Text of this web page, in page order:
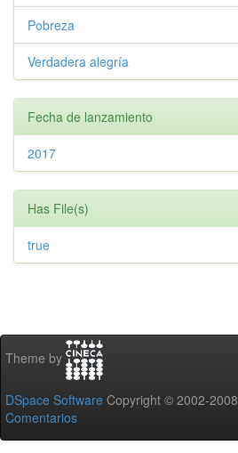
Pobreza
Verdadera alegría
Fecha de lanzamiento
2017
Has File(s)
true
Theme by
DSpace Software Copyright © 2002-2008
Comentarios